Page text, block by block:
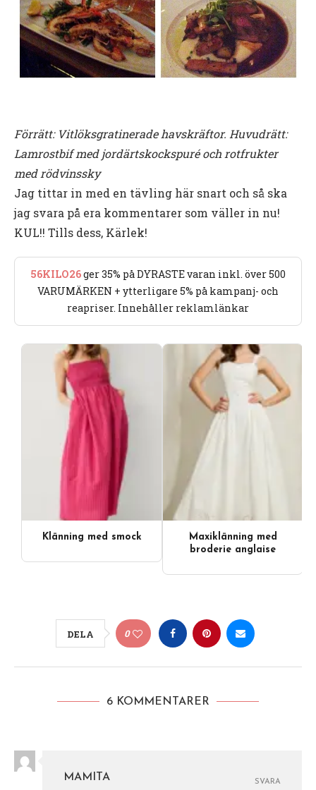
Förrätt: Vitlöksgratinerade havskräftor. Huvudrätt:
Lamrostbif med jordärtskockspuré och rotfrukter
med rödvinssky
Jag tittar in med en tävling här snart och så ska
jag svara på era kommentarer som väller in nu!
KUL!! Tills dess, Kärlek!
56KILO26ger 35% på DYRASTE varan inkl. över 500
VARUMÄRKEN + ytterligare 5% på kampanj- och
reapriser. Innehåller reklamlänkar
Klänning med smock
Maxiklänning med
broderie anglaise
DELA 0
6 KOMMENTARER
MAMITA SVARA